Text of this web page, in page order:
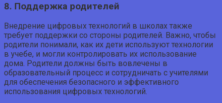
8. Поддержка родителей
Внедрение цифровых технологий в школах также
требует поддержки со стороны родителей. Важно, чтобы
родители понимали, как их дети используют технологии
в учебе, и могли контролировать их использование
дома. Родители должны быть вовлечены в
образовательный процесс и сотрудничать с учителями
для обеспечения безопасного и эффективного
использования цифровых технологий.